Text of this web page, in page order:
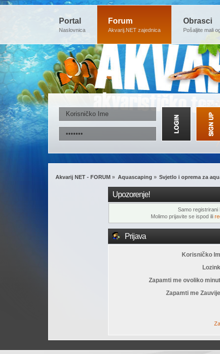
Portal
Naslovnica
Forum
Akvarij.NET zajednica
Obrasci
Pošaljite mali
Akvarij NET - FORUM » Aquascaping » Svjetlo i oprema za
Upozorenje!
Samo registrirani
Molimo prijavite se ispod ili
Prijava
Korisničko
Zapamti me ovoliko
Zapamti me